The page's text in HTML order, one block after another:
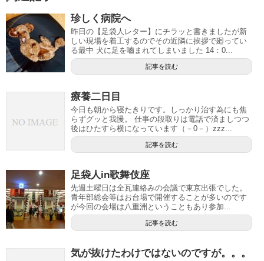
珍しく病院へ
昨日の【足袋人レター】にチラッと書きましたが新
しい現場を着工するのでその近隣に挨拶で廻ってい
る最中 犬に足を嚙まれてしまいました 14：0...
記事を読む
療養二日目
今日も朝から寝たきりです。しっかり治す為にも焦
らずグッと我慢。 仕事の段取りは電話で済ましつつ
後はひたすら横になっています（－0－）zzz...
記事を読む
足袋人in歌舞伎座
先週土曜日は全瓦連絡みの会議で東京出張でした。
青年部総会等はお台場で開催することが多いのです
が今回の会場は八重洲ということもあり参加...
記事を読む
気が抜けたわけではないのですが。。。